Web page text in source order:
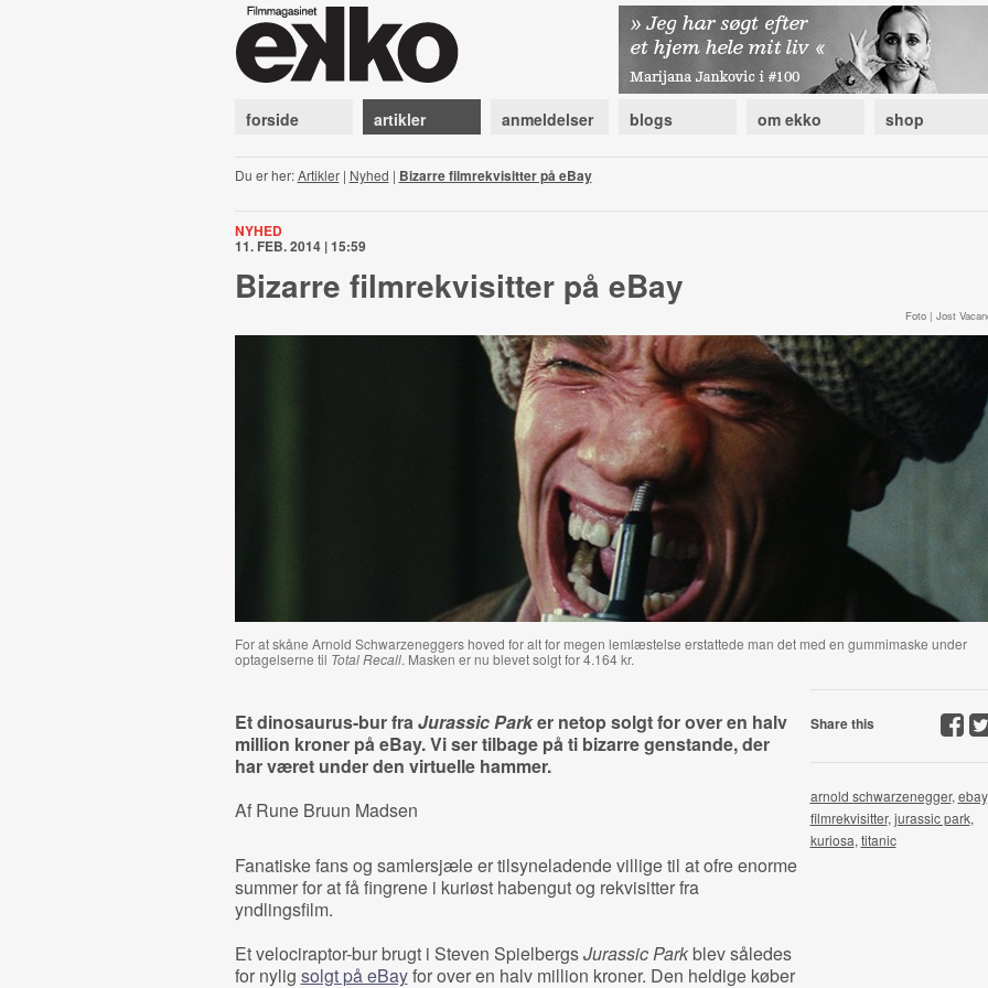
forside artikler anmeldelser blogs om ekko shop
Du er her:Artikler| Nyhed | Bizarre filmrekvisitter på eBay
NYHED
11. FEB. 2014 | 15:59
Bizarre filmrekvisitter på eBay
Foto | Jost
For at skåne Arnold Schwarzeneggers hoved for alt for megen lemlæstelse erstattede man det med en gummimaske under
optagelserne til Total Recall. Masken er nu blevet solgt for 4.164 kr.
Et dinosaurus-bur fraJurassic Parker netop solgt for over en halv
million kroner på eBay. Vi ser tilbage på ti bizarre genstande, der
har været under den virtuelle hammer.
Af Rune Bruun Madsen
Fanatiske fans og samlersjæle er tilsyneladende villige til at ofre enorme
summer for at få fingrene i kuriøst habengut og rekvisitter fra
yndlingsfilm.
Et velociraptor-bur brugt i Steven SpielbergsJurassic Parkblev således
for nylig solgt på eBayfor over en halv million kroner. Den heldige køber
Share this
arnold schwarzenegger, ebay
filmrekvisitter, jurassic park,
kuriosa, titanic